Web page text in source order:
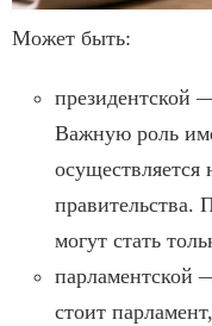
Может быть:
президентской
Важную роль
правительства.
могут стать
парламентской
стоит